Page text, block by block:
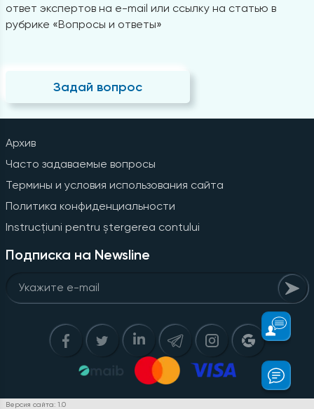
ответ экспертов на e-mail или ссылку на статью в
рубрике «Вопросы и ответы»
Задай вопрос
Архив
Часто задаваемые вопросы
Термины и условия использования сайта
Политика конфиденциальности
Instrucțiuni pentru ștergerea contului
Подписка на Newsline
Версия сайта: 1.0